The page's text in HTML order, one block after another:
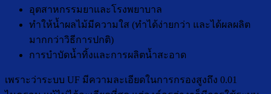
อุตสาหกรรมยาและโรงพยาบาล
ทำให้น้ำผลไม้มีความใส (ทำได้ง่ายกว่า และได้ผลผลิต
มากกว่าวิธีการปกติ)
การบำบัดน้ำทิ้งและการผลิตน้ำสะอาด
เพราะว่าระบบ UF มีความละเอียดในการกรองสูงถึง 0.01